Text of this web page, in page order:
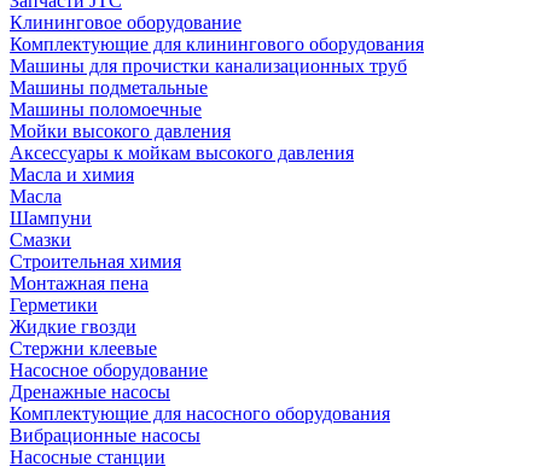
Клининговое оборудование
Комплектующие для клинингового оборудования
Машины для прочистки канализационных труб
Машины подметальные
Машины поломоечные
Мойки высокого давления
Аксессуары к мойкам высокого давления
Масла и химия
Масла
Шампуни
Смазки
Строительная химия
Монтажная пена
Герметики
Жидкие гвозди
Стержни клеевые
Насосное оборудование
Дренажные насосы
Комплектующие для насосного оборудования
Вибрационные насосы
Насосные станции